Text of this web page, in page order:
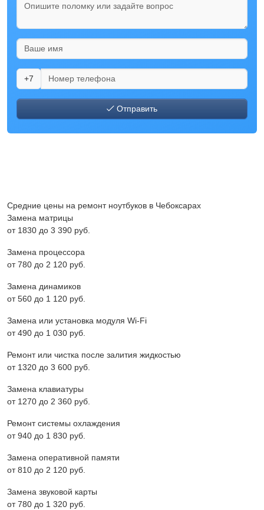
+7
Отправить
Средние цены на ремонт ноутбуков в Чебоксарах
Замена матрицы
от 1830 до 3 390 pyб.
Замена процессора
от 780 до 2 120 pyб.
Замена динамиков
от 560 до 1 120 pyб.
Замена или установка модуля Wi-Fi
от 490 до 1 030 pyб.
Ремонт или чистка после залития жидкостью
от 1320 до 3 600 pyб.
Замена клавиатуры
от 1270 до 2 360 pyб.
Ремонт системы охлаждения
от 940 до 1 830 pyб.
Замена оперативной памяти
от 810 до 2 120 pyб.
Замена звуковой карты
от 780 до 1 320 pyб.